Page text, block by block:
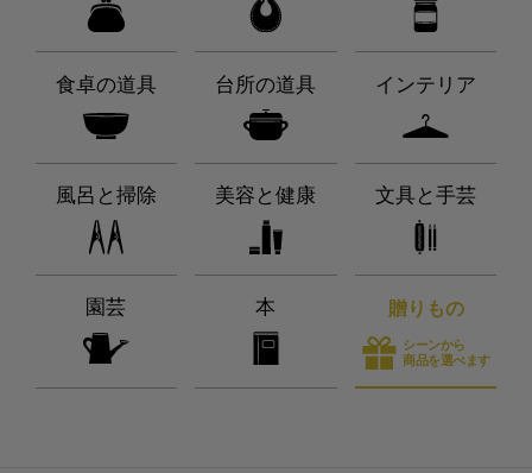
食卓の道具 台所の道具 インテリア
風呂と掃除 美容と健康 文具と手芸
園芸 本 贈りもの
シーンから
商品を選べます